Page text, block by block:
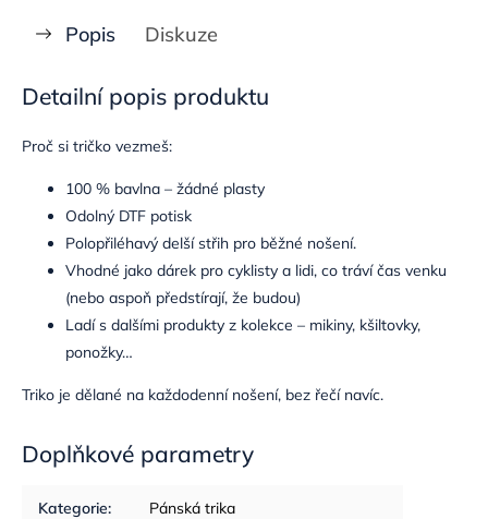
Popis Diskuze
Detailní popis produktu
Proč si tričko vezmeš:
100 % bavlna – žádné plasty
Odolný DTF potisk
Polopřiléhavý delší střih pro běžné nošení.
Vhodné jako dárek pro cyklisty a lidi, co tráví čas venku
(nebo aspoň předstírají, že budou)
Ladí s dalšími produkty z kolekce – mikiny, kšiltovky,
ponožky…
Triko je dělané na každodenní nošení, bez řečí navíc.
Doplňkové parametry
Kategorie: Pánská trika